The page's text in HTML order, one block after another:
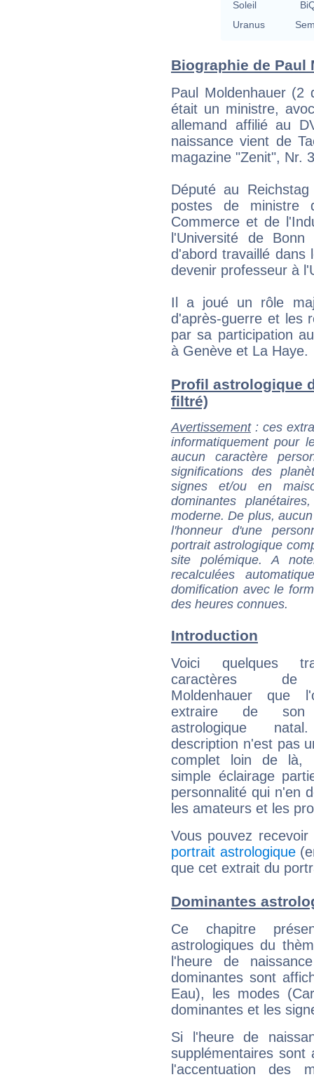
Soleil
Uranus
Biographie de Paul
Paul Moldenhauer (2
était un ministre,
allemand affilié au
naissance vient de
magazine "Zenit", Nr.
Député au
postes de ministre
Commerce et de
l'Université de
d'abord travaillé dans
devenir professeur à
Il a joué un rôle
d'après-guerre et les
par sa participation
à Genève et La Haye.
Profil astrologique
filtré)
Avertissement: ces
informatiquement pour
aucun caractère
significations des
signes et/ou en
dominantes
moderne. De plus,
l'honneur d'une
portrait astrologique
site polémique. A
recalculées
domification avec le
des heures connues.
Introduction
Voici quelques
caractères
Moldenhauer que
extraire de son
astrologique
description n'est pas
complet loin de là,
simple éclairage
personnalité qui n'en
les amateurs et les
Vous pouvez
portrait astrologique
que cet extrait du
Dominantes
Ce chapitre
astrologiques du
l'heure de
dominantes sont
Eau), les modes
dominantes et les
Si l'heure de
supplémentaires sont
l'accentuation des